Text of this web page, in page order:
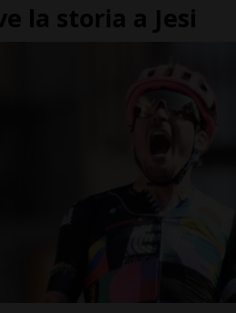
la storia a Jesi